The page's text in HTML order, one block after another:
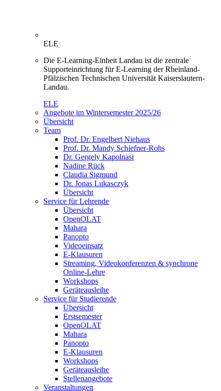
ELE
Die E-Learning-Einheit Landau ist die zentrale
Supporteinrichtung für E-Learning der Rheinland-
Pfälzischen Technischen Universität Kaiserslautern-
Landau.
ELE
Angebote im Wintersemester 2025/26
Übersicht
Team
Prof. Dr. Engelbert Niehaus
Prof. Dr. Mandy Schiefner-Rohs
Dr. Gergely Kapolnasi
Nadine Rück
Claudia Sigmund
Dr. Jonas Lukasczyk
Übersicht
Service für Lehrende
Übersicht
OpenOLAT
Mahara
Panopto
Videoeinsatz
E-Klausuren
Streaming, Videokonferenzen & synchrone
Online-Lehre
Workshops
Geräteausleihe
Service für Studierende
Übersicht
Erstsemester
OpenOLAT
Mahara
Panopto
E-Klausuren
Workshops
Geräteausleihe
Stellenangebote
Veranstaltungen